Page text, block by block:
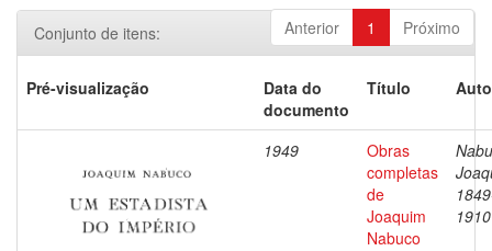
Anterior 1 Próximo
Conjunto de itens:
Pré-visualização
Data do
documento
Título
1949
Obras
completas
de
Joaquim
Nabuco
1910